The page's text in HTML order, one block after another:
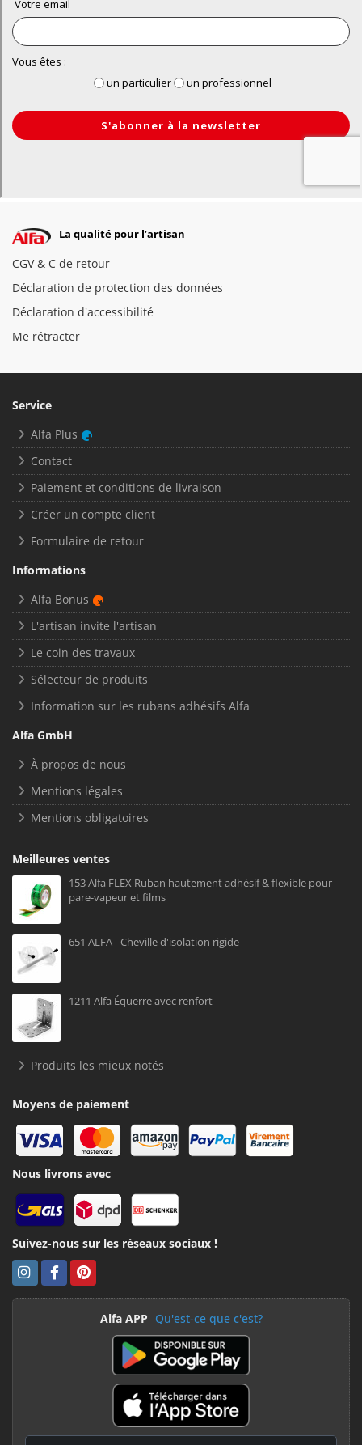
La qualité pour l’artisan
CGV & C de retour
Déclaration de protection des données
Déclaration d'accessibilité
Me rétracter
Service
Alfa Plus
Contact
Paiement et conditions de livraison
Créer un compte client
Formulaire de retour
Informations
Alfa Bonus
L'artisan invite l'artisan
Le coin des travaux
Sélecteur de produits
Information sur les rubans adhésifs Alfa
Alfa GmbH
À propos de nous
Mentions légales
Mentions obligatoires
Meilleures ventes
153 Alfa FLEX Ruban hautement adhésif & flexible pour
pare-vapeur et films
651 ALFA - Cheville d'isolation rigide
1211 Alfa Équerre avec renfort
Produits les mieux notés
Moyens de paiement
Nous livrons avec
Suivez-nous sur les réseaux sociaux !
Alfa APP Qu'est-ce que c'est?